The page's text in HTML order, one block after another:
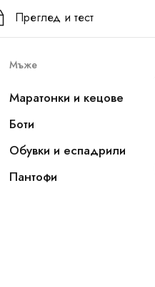
Преглед и тест
Мъже
Маратонки и кецове
Боти
Обувки и еспадрили
Пантофи